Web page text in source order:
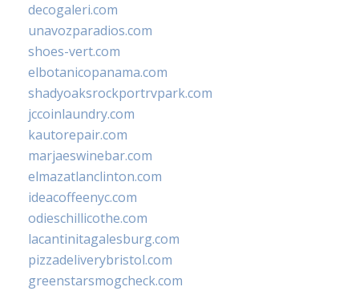
decogaleri.com
unavozparadios.com
shoes-vert.com
elbotanicopanama.com
shadyoaksrockportrvpark.com
jccoinlaundry.com
kautorepair.com
marjaeswinebar.com
elmazatlanclinton.com
ideacoffeenyc.com
odieschillicothe.com
lacantinitagalesburg.com
pizzadeliverybristol.com
greenstarsmogcheck.com